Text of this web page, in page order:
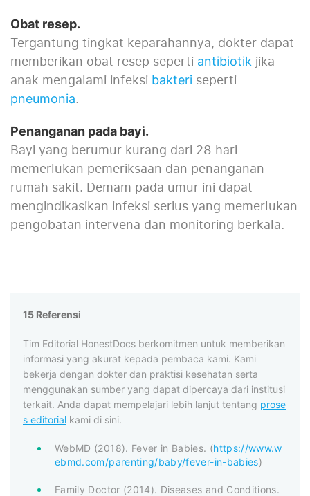
Obat resep.
Tergantung tingkat keparahannya, dokter dapat
memberikan obat resep seperti antibiotik jika
anak mengalami infeksi bakteri seperti
pneumonia.
Penanganan pada bayi.
Bayi yang berumur kurang dari 28 hari
memerlukan pemeriksaan dan penanganan
rumah sakit. Demam pada umur ini dapat
mengindikasikan infeksi serius yang memerlukan
pengobatan intervena dan monitoring berkala.
15 Referensi
Tim Editorial HonestDocs berkomitmen untuk memberikan
informasi yang akurat kepada pembaca kami. Kami
bekerja dengan dokter dan praktisi kesehatan serta
menggunakan sumber yang dapat dipercaya dari institusi
terkait. Anda dapat mempelajari lebih lanjut tentang prose
s editorial kami di sini.
WebMD (2018). Fever in Babies. (https://www.w
ebmd.com/parenting/baby/fever-in-babies)
Family Doctor (2014). Diseases and Conditions.